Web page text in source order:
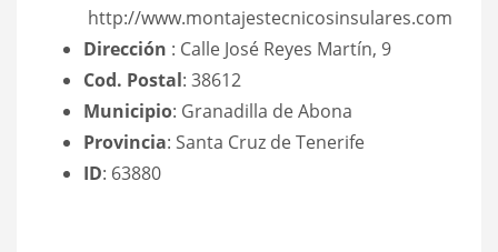
http://www.montajestecnicosinsulares.com
Dirección : Calle José Reyes Martín, 9
Cod. Postal: 38612
Municipio: Granadilla de Abona
Provincia: Santa Cruz de Tenerife
ID: 63880